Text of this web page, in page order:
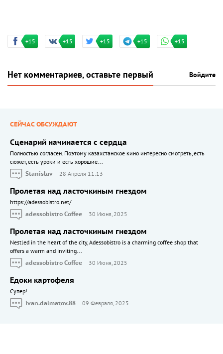
+15 +15 +15 +15 +15
Нет комментариев, оставьте первый Войдите
СЕЙЧАС ОБСУЖДАЮТ
Сценарий начинается с сердца
Полностью согласен. Поэтому казахстанское кино интересно смотреть, есть
сюжет, есть уроки и есть хорошие...
Stanislav
28 Апреля 11:13
Пролетая над ласточкиным гнездом
https://adessobistro.net/
adessobistro Coffee
30 Июня, 2025
Пролетая над ласточкиным гнездом
Nestled in the heart of the city, Adessobistro is a charming coffee shop that
offers a warm and inviting...
adessobistro Coffee
30 Июня, 2025
Едоки картофеля
Cупер!
ivan.dalmatov.88
09 Февраля, 2025